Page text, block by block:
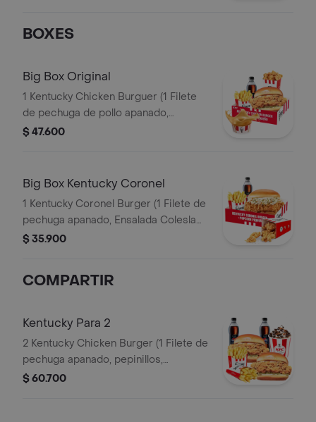
BOXES
Big Box Original
1 Kentucky Chicken Burguer (1 Filete
de pechuga de pollo apanado,
pepinillos, mayonesa premium y
de Salsa 100g
$ 47.600
Big Box Kentucky Coronel
1 Kentucky Coronel Burger (1 Filete de
pechuga apanado, Ensalada Coleslaw,
BBQ y mantequilla) + 1 Pop Corn
$ 35.900
COMPARTIR
Kentucky Para 2
2 Kentucky Chicken Burger (1 Filete de
pechuga apanado, pepinillos,
mayonesa premium y mantequilla) + 2
$ 60.700